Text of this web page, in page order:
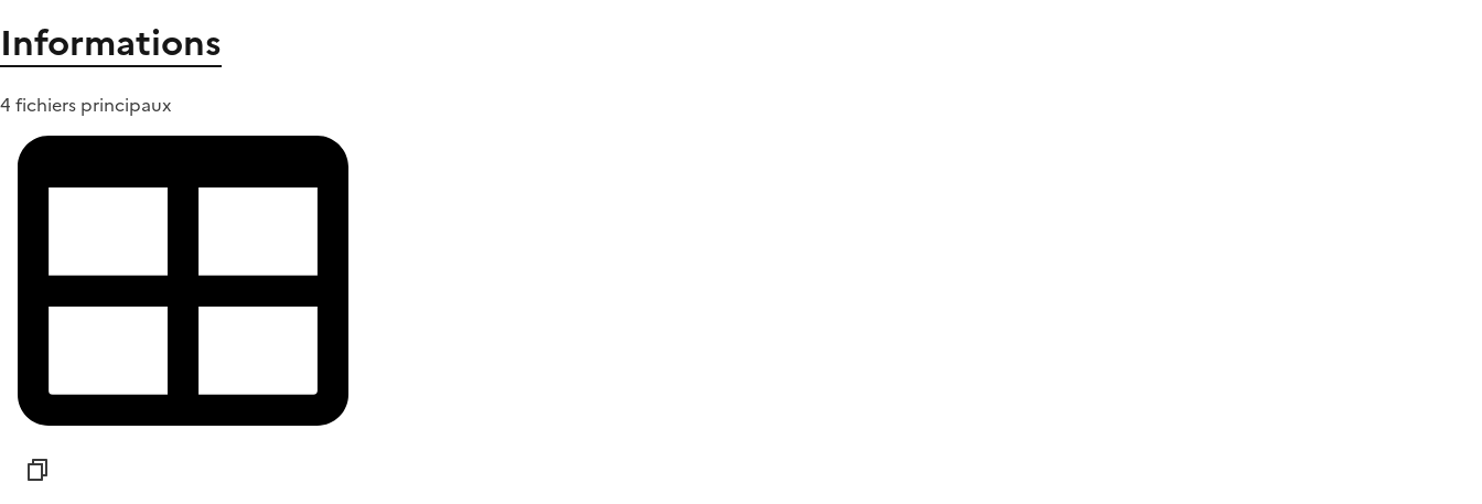
Informations
4 fichiers principaux